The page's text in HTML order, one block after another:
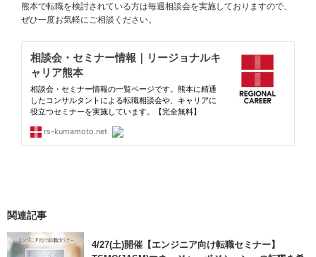
熊本で転職を検討されている方は毎週相談会を実施しておりますので、
ぜひ一度お気軽にご相談ください。
関連記事
4/27(土)開催【エンジニア向け転職セミナー】